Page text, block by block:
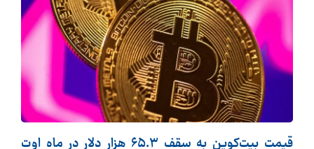
قیمت بیت‌کوین به سقف ۶۵.۳ هزار دلار در ماه اوت